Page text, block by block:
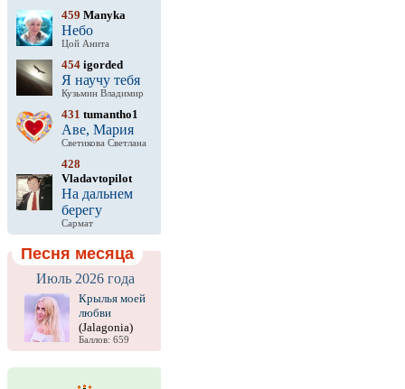
459 Manyka
Небо
Цой Анита
454 igorded
Я научу тебя
Кузьмин Владимир
431 tumantho1
Аве, Мария
Светикова Светлана
428
Vladavtopilot
На дальнем
берегу
Сармат
Песня месяца
Июль 2026 года
Крылья моей
любви
(Jalagonia)
Баллов: 659